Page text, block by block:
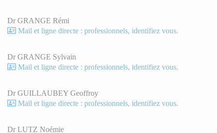
Dr GRANGE Rémi
Mail et ligne directe : professionnels, identifiez vous.
Dr GRANGE Sylvain
Mail et ligne directe : professionnels, identifiez vous.
Dr GUILLAUBEY Geoffroy
Mail et ligne directe : professionnels, identifiez vous.
Dr LUTZ Noémie